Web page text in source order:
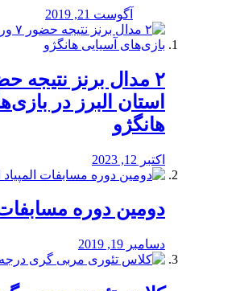
آگوست 21, 2019
استان البرز در
هانگژو
اکتبر 12, 2023
دومین دوره
دسامبر 19, 2019